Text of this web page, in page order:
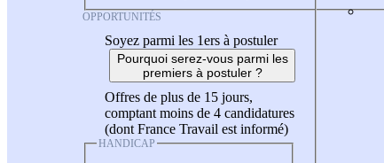
OPPORTUNITÉS
Soyez parmi les 1ers à postuler
Pourquoi serez-vous parmi les
premiers à postuler ?
Offres de plus de 15 jours,
comptant moins de 4 candidatures
(dont France Travail est informé)
HANDICAP